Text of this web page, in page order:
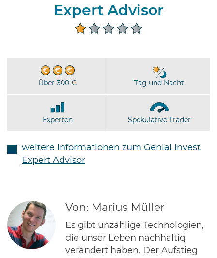
Expert Advisor
Über 300 € Tag und Nacht
Experten Spekulative Trader
weitere Informationen zum Genial Invest
Expert Advisor
Von: Marius Müller
Es gibt unzählige Technologien,
die unser Leben nachhaltig
verändert haben. Der Aufstieg